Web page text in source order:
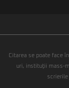
Citarea se poate face
uri, instituţii mass-
scrierile